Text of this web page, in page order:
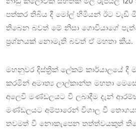
පත්කර තිබිය දී මෝල් හිමියන් ඊට වැඩි
තිබෙන බවත් මේ නිසා ගොවියාගේ
ප්‍රශ්නයක් නොමැති බවත් ඒ මහතා කීය.
මහනුවර දිස්ත්‍රික් ලේකම් කාර්යාලයේ දී
කරමින් අමාත්‍ය ලාල්කාන්ත මහතා
අලෙවි මණ්ඩලයට වී ලබාදීම දැන්
මණ්ඩලයට අම්පාරෙන් විශාල වී තොගයක්
තවමත් වී නොකැපෙන තත්ත්වයකුත්